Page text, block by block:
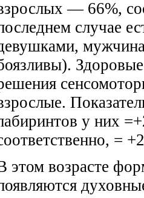
— 66%,
случае
у них
=
этом возрасте